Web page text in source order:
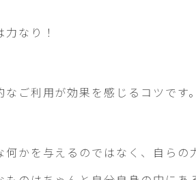
力なり！
なご利用が効果を感じるコツです。
何かを与えるのではなく、自らの